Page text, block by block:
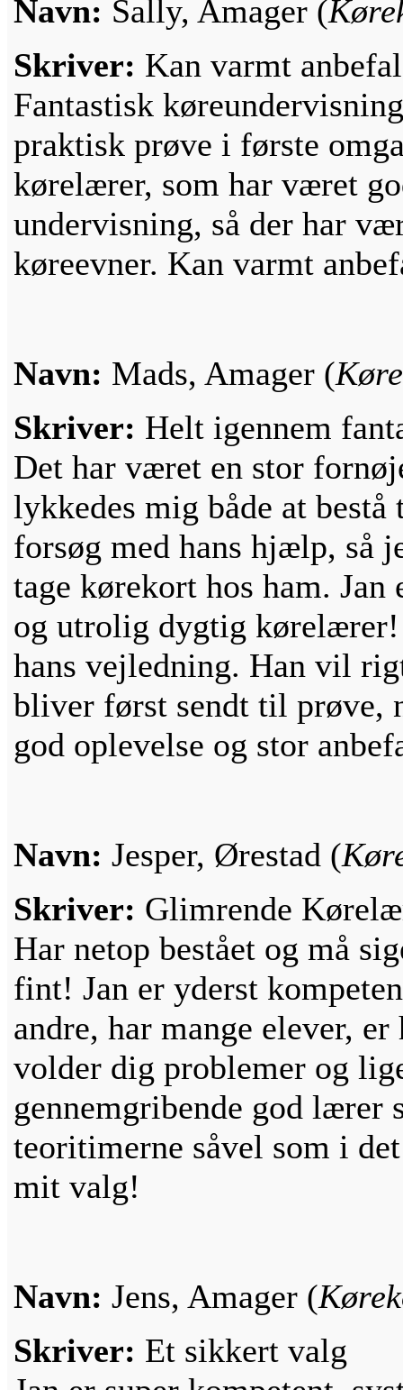
Navn: Sally, Amager (
Skriver: Kan varmt
Fantastisk
praktisk prøve i første
kørelærer, som har været
undervisning, så der har
køreevner. Kan varmt
Navn: Mads, Amager (
Skriver: Helt igennem
Det har været en stor
lykkedes mig både at
forsøg med hans hjælp, så
tage kørekort hos ham.
og utrolig dygtig
hans vejledning. Han vil
bliver først sendt til prøve,
god oplevelse og stor
Navn: Jesper, Ørestad (
Skriver: Glimrende
Har netop bestået og må
fint! Jan er yderst
andre, har mange elever,
volder dig problemer og
gennemgribende god lærer
teoritimerne såvel som i
mit valg!
Navn: Jens, Amager (
Skriver: Et sikkert valg